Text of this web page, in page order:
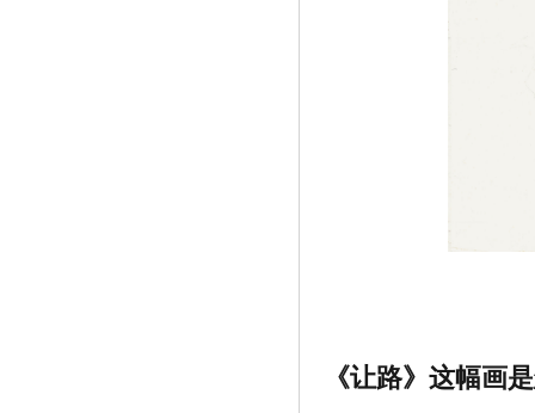
《让路》这幅画